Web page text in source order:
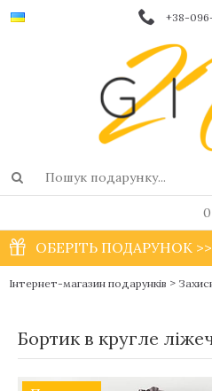
+38-
ОБЕРІТЬ ПОДАРУНОК >>
Інтернет-магазин подарунків >
Бортик в кругле